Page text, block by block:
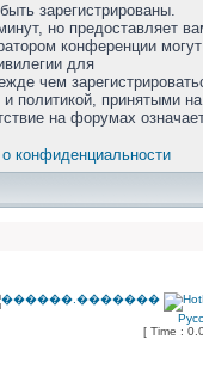
зарегистрированы.
но предоставляет
конференции
для
чем
политикой, принятыми на
на форумах
конфиденциальности
[ Time :